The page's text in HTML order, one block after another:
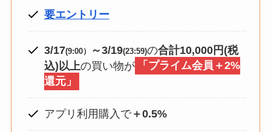
要エントリー
3/17(9:00） ～3/19(23:59)の合計10,000円(税
込)以上の買い物が
「プライム会員＋2%
還元」
アプリ利用購入で＋0.5%